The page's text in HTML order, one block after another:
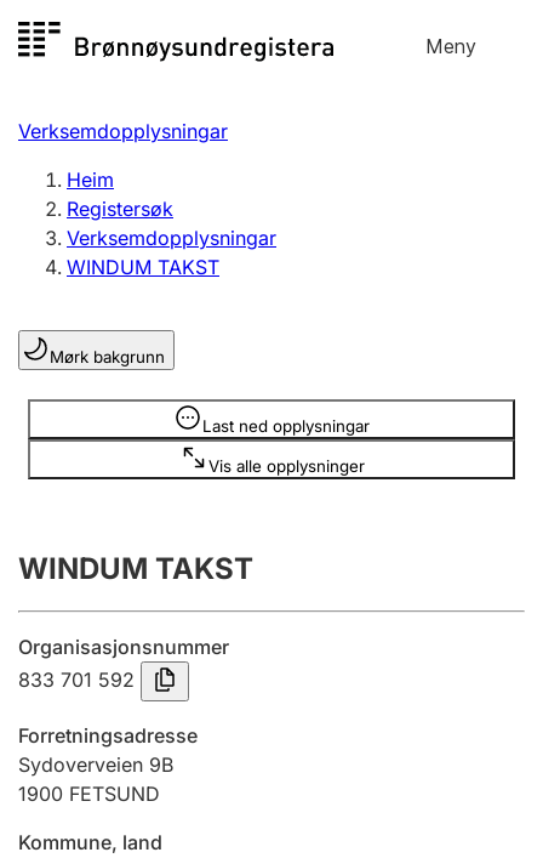
til
Meny
Registersøk
Aksjeselskap
Enkeltpersonføretak
Registrere, endre, slette
Lag og foreining
Registrere, endre, slette
Årsrekneskap
Innsending og forseinkingsgebyr
Tinglysing
Jeger
Verksemdopplysningar
Heim
Registersøk
Verksemdopplysningar
WINDUM TAKST
Mørk bakgrunn
Last ned opplysningar
Vis alle opplysninger
Opplysninger er skjult
WINDUM TAKST
Organisasjonsnummer
833 701 592
Forretningsadresse
Sydoverveien 9B
1900 FETSUND
Kommune, land